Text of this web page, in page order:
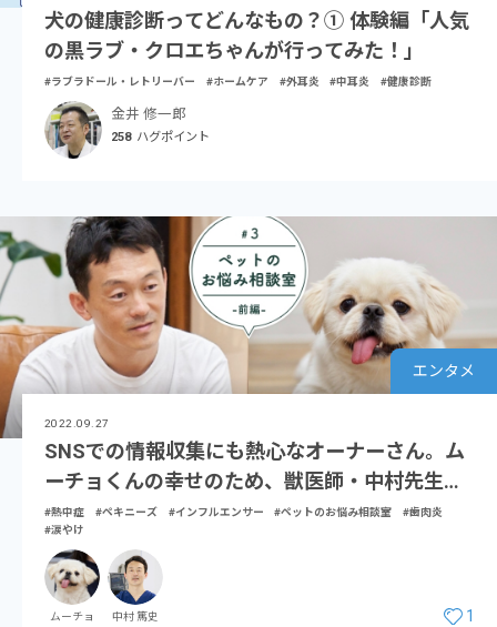
犬の健康診断ってどんなもの？① 体験編「人気
の黒ラブ・クロエちゃんが⾏ってみた！」
#ラブラドール・レトリーバー #ホームケア #外耳炎 #中耳炎 #健康診断
金井 修一郎
258 ハグポイント
エンタメ
2022.09.27
SNSでの情報収集にも熱心なオーナーさん。ム
ーチョくんの幸せのため、獣医師・中村先生に
聞きたいこととは？（前編）
#熱中症 #ペキニーズ #インフルエンサー #ペットのお悩み相談室
#歯肉炎
#涙やけ
ムーチョ 中村 篤史 1